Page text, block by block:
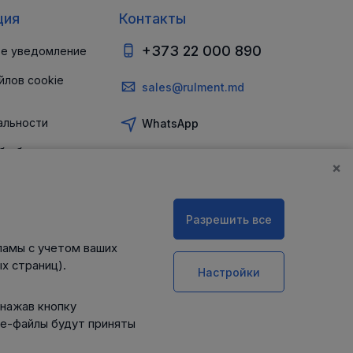
уведомление
cookie
обеспечении
Контакты
+373 22 000 890
sales@rulment.md
WhatsApp
×
с учетом ваших
страниц).
кнопку
файлы будут приняты
Разрешить все
Настройки